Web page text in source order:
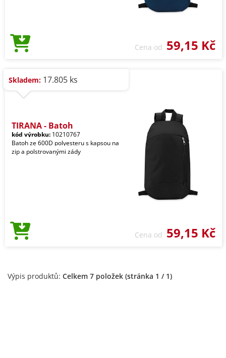
Cena od 59,15 Kč
Skladem: 17.805 ks
TIRANA - Batoh
kód výrobku: 10210767
Batoh ze 600D polyesteru s kapsou na
zip a polstrovanými zády
Cena od 59,15 Kč
Výpis produktů: Celkem 7 položek (stránka 1 / 1)